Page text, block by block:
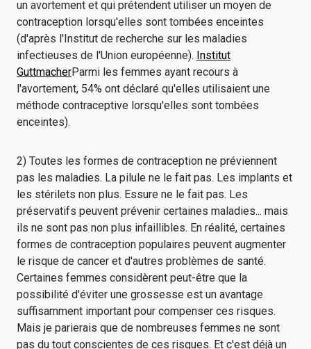
un avortement et qui prétendent utiliser un moyen de
contraception lorsqu'elles sont tombées enceintes
(d'après l'Institut de recherche sur les maladies
infectieuses de l'Union européenne). Institut
GuttmacherParmi les femmes ayant recours à
l'avortement, 54% ont déclaré qu'elles utilisaient une
méthode contraceptive lorsqu'elles sont tombées
enceintes).
2) Toutes les formes de contraception ne préviennent
pas les maladies. La pilule ne le fait pas. Les implants et
les stérilets non plus. Essure ne le fait pas. Les
préservatifs peuvent prévenir certaines maladies... mais
ils ne sont pas non plus infaillibles. En réalité, certaines
formes de contraception populaires peuvent augmenter
le risque de cancer et d'autres problèmes de santé.
Certaines femmes considèrent peut-être que la
possibilité d'éviter une grossesse est un avantage
suffisamment important pour compenser ces risques.
Mais je parierais que de nombreuses femmes ne sont
pas du tout conscientes de ces risques. Et c'est déjà un